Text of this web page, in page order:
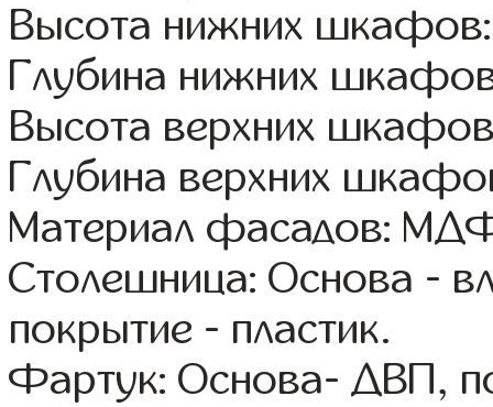
Высота нижних
Глубина нижних
Высота верхних
Глубина верхних
Материал фасадов:
Столешница: Основа -
покрытие - пластик.
Фартук: Основа- ДВП,